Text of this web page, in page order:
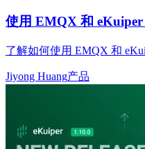
使用 EMQX 和
了解如何使用 EMQX 和
Jiyong Huang产品